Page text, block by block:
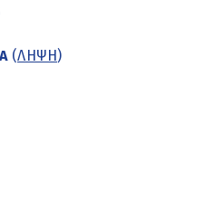
(ΛΗΨΗ )